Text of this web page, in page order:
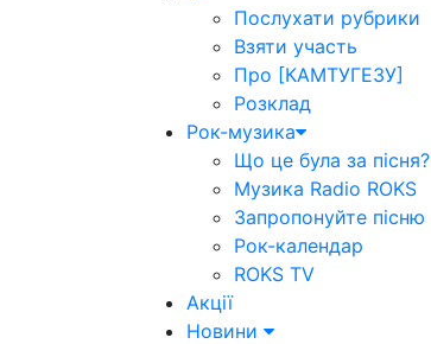
Послухати рубрики
Взяти участь
Про [КАМТУГЕЗУ]
Розклад
Рок-музика
Що це була за пісня?
Музика Radio ROKS
Запропонуйте пісню
Рок-календар
ROKS TV
Акції
Новини